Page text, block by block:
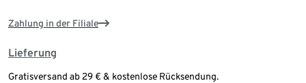
Zahlung in der Filiale
Lieferung
Gratisversand ab 29 € & kostenlose Rücksendung.